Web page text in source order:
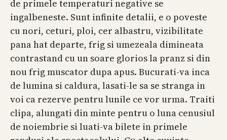
de primele temperaturi negative se
ingalbeneste. Sunt infinite detalii, e o poveste
cu nori, ceturi, ploi, cer albastru, vizibilitate
pana hat departe, frig si umezeala dimineata
contrastand cu un soare glorios la pranz si din
nou frig muscator dupa apus. Bucurati-va inca
de lumina si caldura, lasati-le sa se stranga in
voi ca rezerve pentru lunile ce vor urma. Traiti
clipa, alungati din minte pentru o luna cenusiul
de noiembrie si luati-va bilete in primele